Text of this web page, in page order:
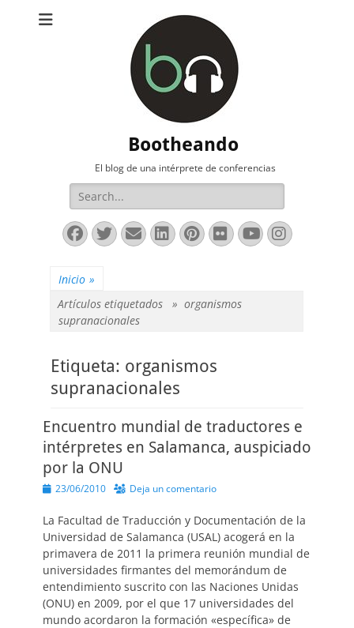
Bootheando
El blog de una intérprete de conferencias
Buscar:
Facebook
Twitter
Correo
electrónico
LinkedIn
Pinterest
FlickrYouTube
Inicio »
Artículos etiquetados » organismos
supranacionales
Etiqueta: organismos
supranacionales
Encuentro mundial de traductores e
intérpretes en Salamanca, auspiciado
por la ONU
Publicado
23/06/2010 Deja un comentario
La Facultad de Traducción y Documentación de la
Universidad de Salamanca (USAL) acogerá en la
primavera de 2011 la primera reunión mundial de
universidades firmantes del memorándum de
entendimiento suscrito con las Naciones Unidas
(ONU) en 2009, por el que 17 universidades del
mundo acordaron la formación «específica» de